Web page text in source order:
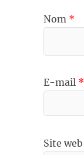
Nom *
E-mail *
Site web